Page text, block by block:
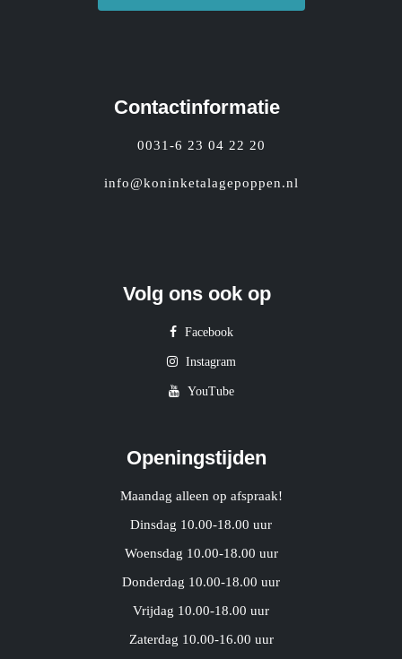
Contactinformatie
0031-6 23 04 22 20
info@koninketalagepoppen.nl
Volg ons ook op
Facebook
Instagram
YouTube
Openingstijden
Maandag alleen op afspraak!
Dinsdag 10.00-18.00 uur
Woensdag 10.00-18.00 uur
Donderdag 10.00-18.00 uur
Vrijdag 10.00-18.00 uur
Zaterdag 10.00-16.00 uur